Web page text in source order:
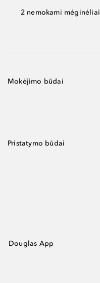
2 nemokami mėginėliai
Mokėjimo būdai
Pristatymo būdai
Douglas App